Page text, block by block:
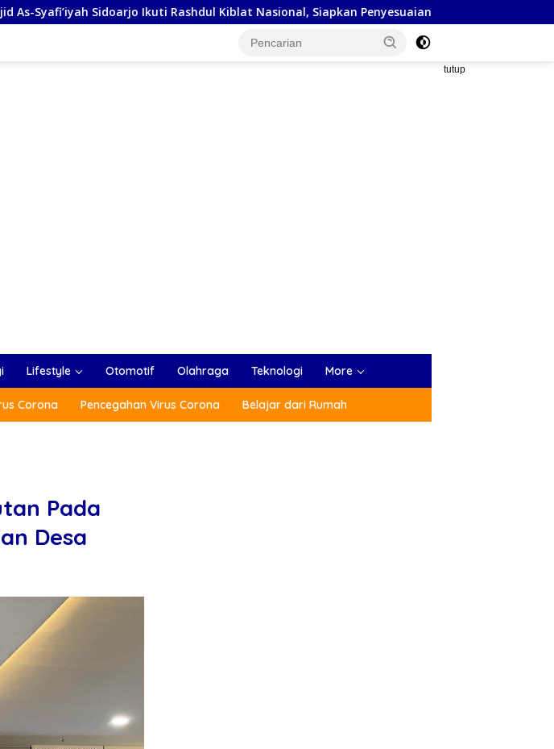
Sidoarjo Ikuti Rashdul Kiblat Nasional, Siapkan Penyesuaian Arah Kiblat
tutup
Lifestyle Otomotif Olahraga Teknologi More
Corona Pencegahan Virus Corona Belajar dari Rumah
Pada
Desa